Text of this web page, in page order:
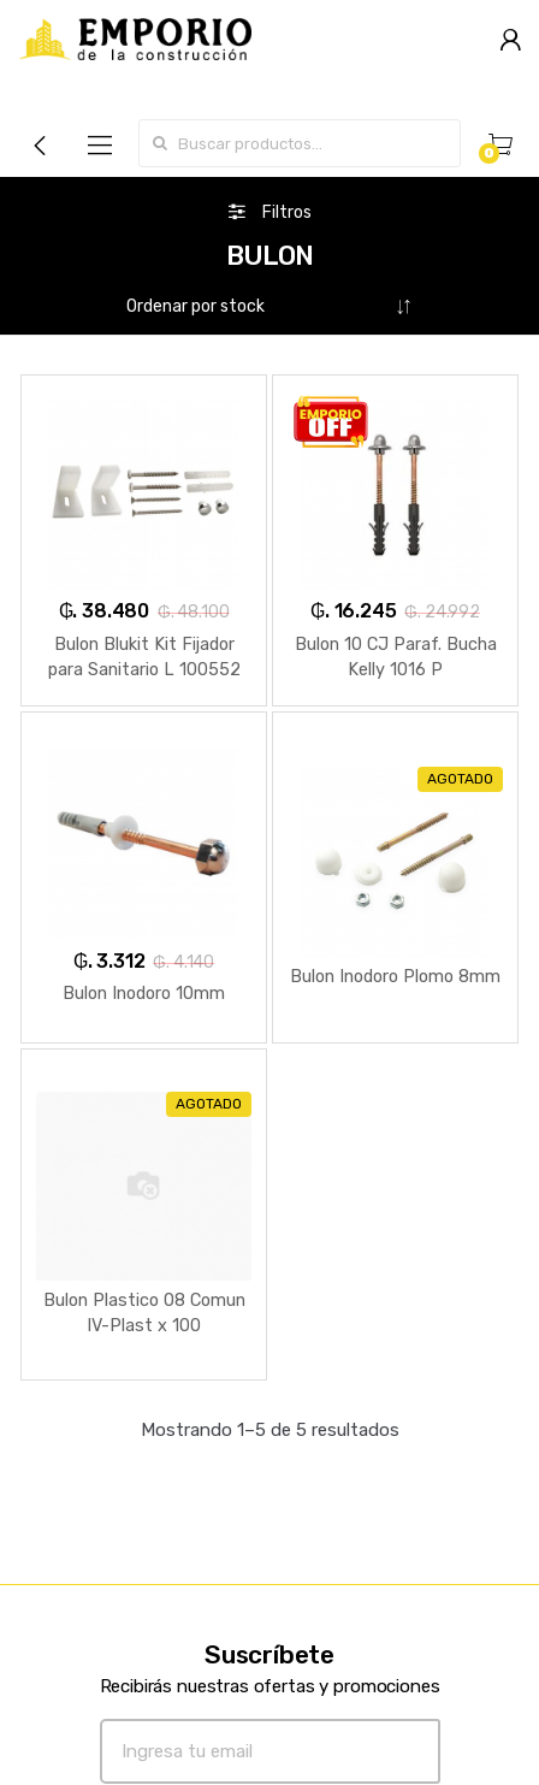
Search for:
0
Filtros
BULON
₲. 38.480 ₲. 48.100
Bulon Blukit Kit Fijador
para Sanitario L 100552
₲. 16.245 ₲. 24.992
Bulon 10 CJ Paraf. Bucha
Kelly 1016 P
₲. 3.312 ₲. 4.140
Bulon Inodoro 10mm
AGOTADO
Bulon Inodoro Plomo 8mm
AGOTADO
Bulon Plastico 08 Comun
IV-Plast x 100
Mostrando 1–5 de 5 resultados
Suscríbete
Recibirás nuestras ofertas y promociones